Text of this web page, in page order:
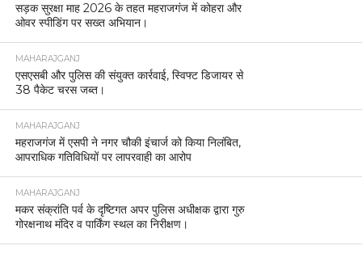
सड़क सुरक्षा माह 2026 के तहत महराजगंज में कोहरा और
ओवर स्पीडिंग पर सख्त अभियान।
MAHARAJGANJ
एसएसबी और पुलिस की संयुक्त कार्रवाई, स्विफ्ट डिजायर से
38 पैकेट चरस जब्त।
MAHARAJGANJ
महराजगंज में एसपी ने नगर चौकी इंचार्ज को किया निलंबित,
आपराधिक गतिविधियों पर लापरवाही का आरोप
MAHARAJGANJ
मकर संक्रांति पर्व के दृष्टिगत अपर पुलिस अधीक्षक द्वारा गुरु
गोरक्षनाथ मंदिर व पार्किंग स्थल का निरीक्षण।